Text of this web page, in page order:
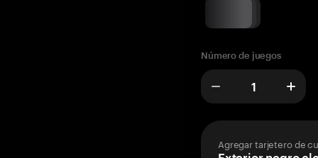
Número de juegos
Agregar tarjetero de